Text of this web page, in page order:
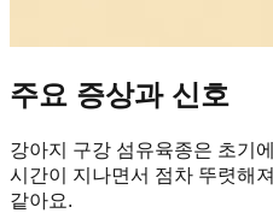
주요 증상과 신호
강아지 구강 섬유육종은 초기
시간이 지나면서 점차 뚜렷해
같아요.